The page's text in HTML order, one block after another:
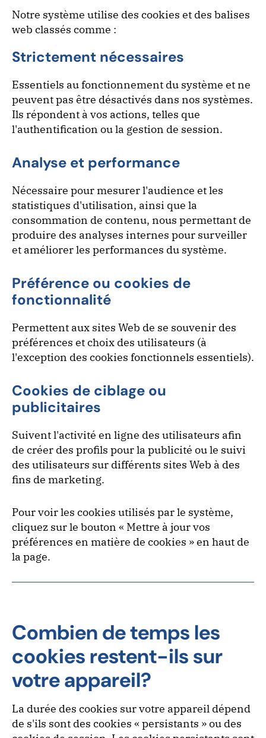
Notre système utilise des cookies et des balises
web classés comme :
Strictement nécessaires
Essentiels au fonctionnement du système et ne
peuvent pas être désactivés dans nos systèmes.
Ils répondent à vos actions, telles que
l'authentification ou la gestion de session.
Analyse et performance
Nécessaire pour mesurer l'audience et les
statistiques d'utilisation, ainsi que la
consommation de contenu, nous permettant de
produire des analyses internes pour surveiller
et améliorer les performances du système.
Préférence ou cookies de
fonctionnalité
Permettent aux sites Web de se souvenir des
préférences et choix des utilisateurs (à
l'exception des cookies fonctionnels essentiels).
Cookies de ciblage ou
publicitaires
Suivent l'activité en ligne des utilisateurs afin
de créer des profils pour la publicité ou le suivi
des utilisateurs sur différents sites Web à des
fins de marketing.
Pour voir les cookies utilisés par le système,
cliquez sur le bouton « Mettre à jour vos
préférences en matière de cookies » en haut de
la page.
Combien de temps les
cookies restent-ils sur
votre appareil?
La durée des cookies sur votre appareil dépend
de s'ils sont des cookies « persistants » ou des